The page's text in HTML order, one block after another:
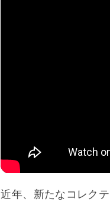
近年、新たなコレク